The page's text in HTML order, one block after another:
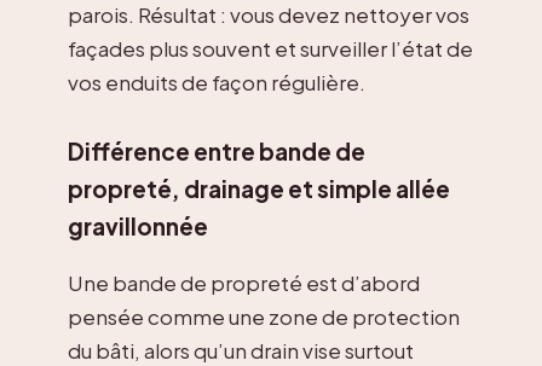
parois. Résultat : vous devez nettoyer vos
façades plus souvent et surveiller l’état de
vos enduits de façon régulière.
Différence entre bande de
propreté, drainage et simple allée
gravillonnée
Une bande de propreté est d’abord
pensée comme une zone de protection
du bâti, alors qu’un drain vise surtout